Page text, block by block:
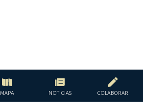
MAPA NOTICIAS COLABORAR